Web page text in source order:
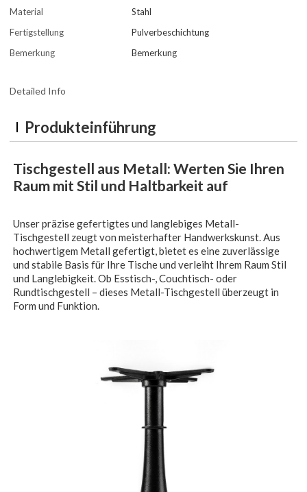
Material
Stahl
Fertigstellung
Pulverbeschichtung
Bemerkung
Bemerkung
Detailed Info
Produkteinführung
Tischgestell aus Metall: Werten Sie Ihren
Raum mit Stil und Haltbarkeit auf
Unser präzise gefertigtes und langlebiges Metall-
Tischgestell zeugt von meisterhafter Handwerkskunst. Aus
hochwertigem Metall gefertigt, bietet es eine zuverlässige
und stabile Basis für Ihre Tische und verleiht Ihrem Raum Stil
und Langlebigkeit. Ob Esstisch-, Couchtisch- oder
Rundtischgestell – dieses Metall-Tischgestell überzeugt in
Form und Funktion.